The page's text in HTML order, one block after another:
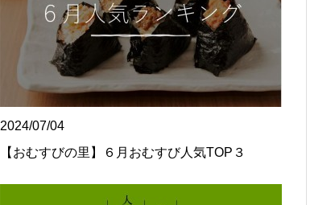
2024/07/04
【おむすびの里】６月おむすび人気TOP３